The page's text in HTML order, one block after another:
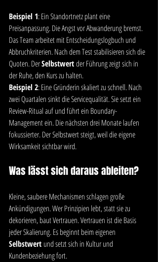
Beispiel 1: Ein Standortnetz plant eine
Preisanpassung. Die Angst vor Abwanderung bremst.
Das Team arbeitet mit Entscheidungslogbuch und
Abbruchkriterien. Nach dem Test stabilisieren sich die
Quoten. Der Selbstwert der Führung zeigt sich in
der Ruhe, den Kurs zu halten.
Beispiel 2: Eine Gründerin skaliert zu schnell. Nach
zwei Quartalen sinkt die Servicequalität. Sie setzt ein
Review-Ritual auf und führt ein Boundary-
Management ein. Die nächsten drei Monate laufen
fokussierter. Der Selbstwert steigt, weil die eigene
Wirksamkeit sichtbar wird.
Was lässt sich daraus ableiten?
Kleine, saubere Mechanismen schlagen große
Ankündigungen. Wer Prinzipien lebt, statt sie zu
dekorieren, baut Vertrauen. Vertrauen ist die Basis
jeder Skalierung. Es beginnt beim eigenen
Selbstwert und setzt sich in Kultur und
Kundenbeziehung fort.